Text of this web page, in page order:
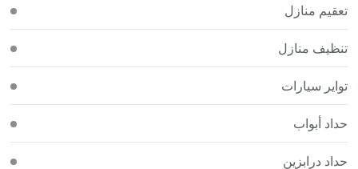
تعقيم منازل
تنظيف منازل
تواير سيارات
حداد أبواب
حداد درابزين